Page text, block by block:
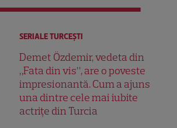
SERIALE TURCEŞTI
Demet Özdemir, vedeta din
„Fata din vis”, are o poveste
impresionantă. Cum a ajuns
una dintre cele mai iubite
actrițe din Turcia